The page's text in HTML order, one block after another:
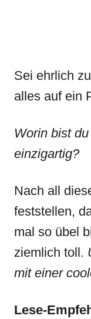
Sei ehrlich
alles auf ein
Worin bist
einzigartig?
Nach all
feststellen,
mal so übel
ziemlich toll.
mit einer
Lese-